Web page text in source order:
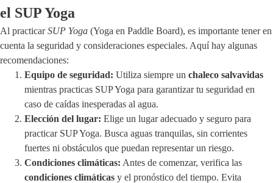
el SUP Yoga
Al practicarSUP Yoga (Yoga en Paddle Board), es importante tener en
cuenta la seguridad y consideraciones especiales. Aquí hay algunas
recomendaciones:
Equipo de seguridad: Utiliza siempre un chaleco salvavidas
mientras practicas SUP Yoga para garantizar tu seguridad en
caso de caídas inesperadas al agua.
Elección del lugar: Elige un lugar adecuado y seguro para
practicar SUP Yoga. Busca aguas tranquilas, sin corrientes
fuertes ni obstáculos que puedan representar un riesgo.
Condiciones climáticas: Antes de comenzar, verifica las
condiciones climáticas y el pronóstico del tiempo. Evita